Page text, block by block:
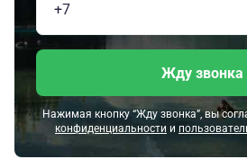
Жду звонка
Нажимая кнопку “Жду звонка”, вы
конфиденциальности и